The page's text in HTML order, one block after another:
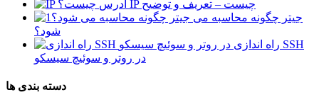
آدرس IP چیست – تعریف و توضیح
جیتر چگونه محاسبه می
شود؟
راه اندازی SSH
در روتر و سوئیچ سیسکو
دسته بندی ها